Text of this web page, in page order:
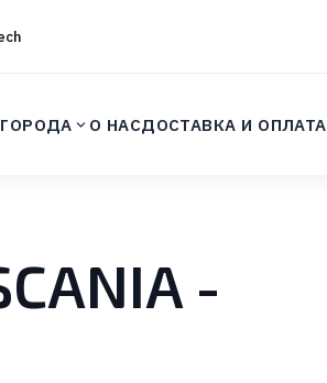
ГОРОДА О НАСДОСТАВКА И ОПЛАТА
-